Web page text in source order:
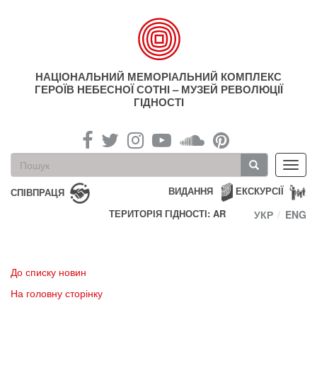
НАЦІОНАЛЬНИЙ МЕМОРІАЛЬНИЙ КОМПЛЕКС
ГЕРОЇВ НЕБЕСНОЇ СОТНІ – МУЗЕЙ РЕВОЛЮЦІЇ
ГІДНОСТІ
Пошукова
форма
Пошук
СПІВПРАЦЯ ЕКСКУРСІЇ
ВИДАННЯ
ТЕРИТОРІЯ ГІДНОСТІ: AR
УКР ENG
До списку новин
На головну сторінку